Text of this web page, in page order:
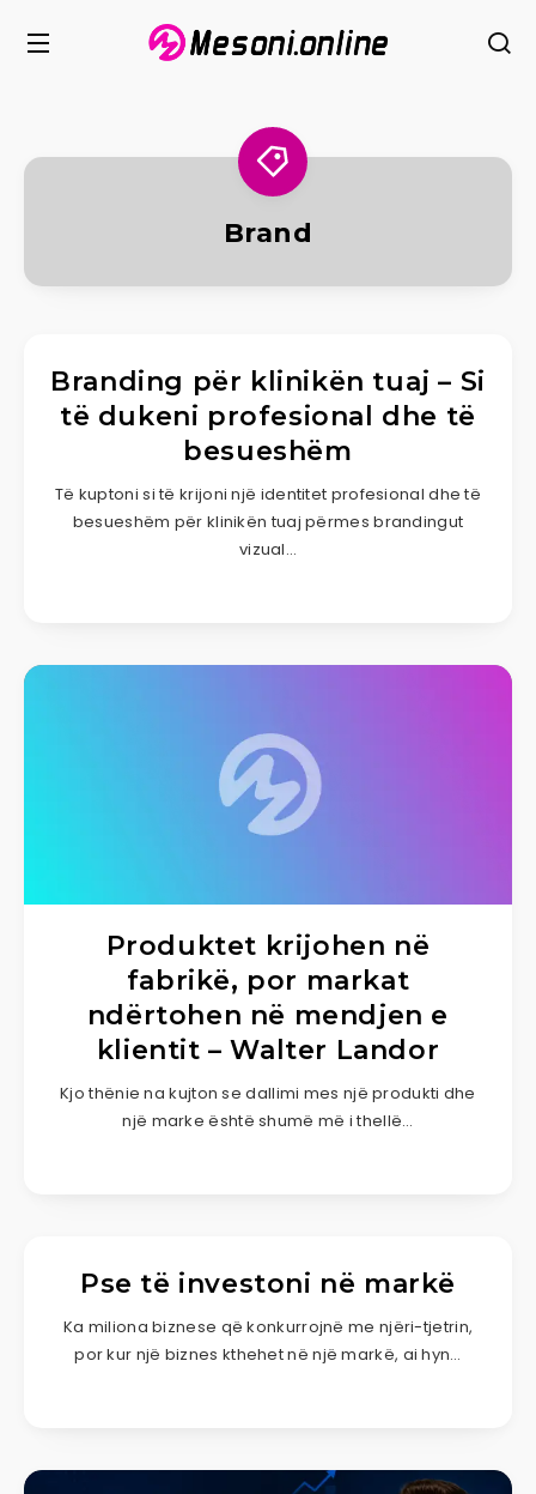
Brand
Branding për klinikën tuaj – Si
të dukeni profesional dhe të
besueshëm
Të kuptoni si të krijoni një identitet profesional dhe të
besueshëm për klinikën tuaj përmes brandingut
vizual…
Produktet krijohen në
fabrikë, por markat
ndërtohen në mendjen e
klientit – Walter Landor
Kjo thënie na kujton se dallimi mes një produkti dhe
një marke është shumë më i thellë…
Pse të investoni në markë
Ka miliona biznese që konkurrojnë me njëri-tjetrin,
por kur një biznes kthehet në një markë, ai hyn…